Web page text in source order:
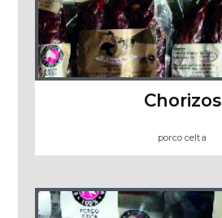
Chorizos
porco celta